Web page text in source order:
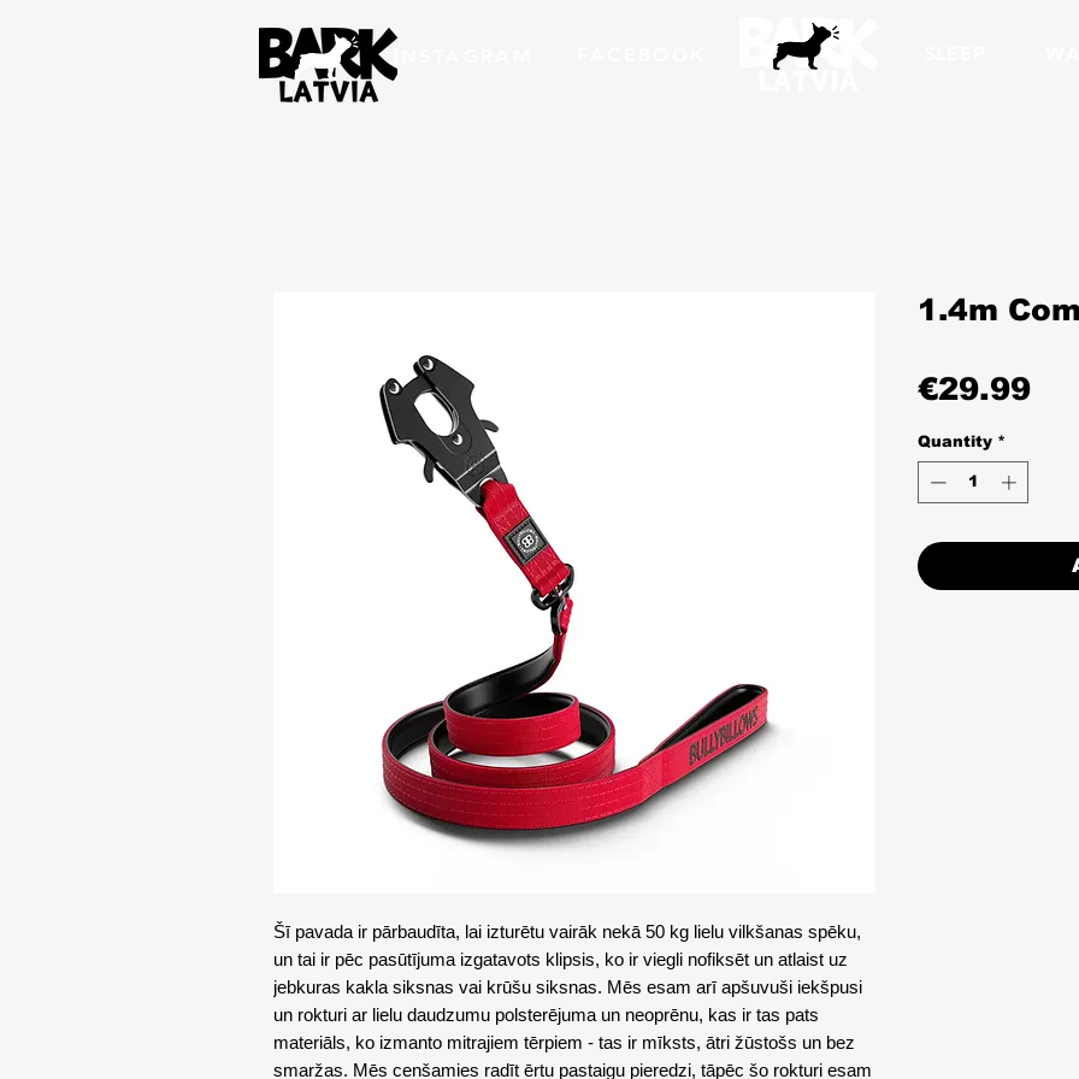
Šī pavada ir pārbaudīta, lai izturētu vairāk nekā 50 kg lielu vilkšanas spēku,
un tai ir pēc pasūtījuma izgatavots klipsis, ko ir viegli nofiksēt un atlaist uz
jebkuras kakla siksnas vai krūšu siksnas. Mēs esam arī apšuvuši iekšpusi
un rokturi ar lielu daudzumu polsterējuma un neoprēnu, kas ir tas pats
materiāls, ko izmanto mitrajiem tērpiem - tas ir mīksts, ātri žūstošs un bez
smaržas. Mēs cenšamies radīt ērtu pastaigu pieredzi, tāpēc šo rokturi esam
1.4m
€29.99
Quantity *